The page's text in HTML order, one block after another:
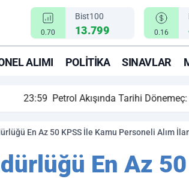
0.70
Bist100
13.799 0.16
ALIMI POLITIKA SINAVLAR
Dönemeç: Bağdat ve Erbil El Sıkıştı,
En Az 50 KPSS İle Kamu Personeli Alım
En Az